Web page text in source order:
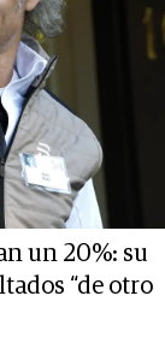
un 20%: su
“de otro